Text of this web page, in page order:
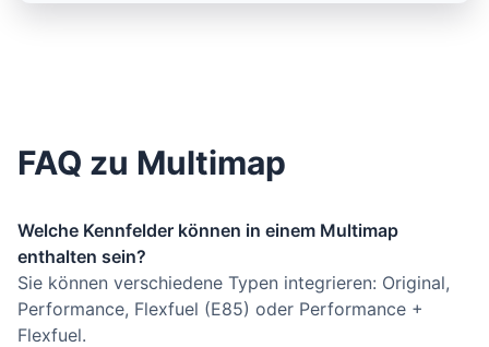
FAQ zu Multimap
Welche Kennfelder können in einem Multimap
enthalten sein?
Sie können verschiedene Typen integrieren: Original,
Performance, Flexfuel (E85) oder Performance +
Flexfuel.